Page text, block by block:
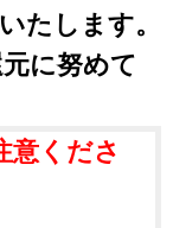
たします。
に努めて
意くださ